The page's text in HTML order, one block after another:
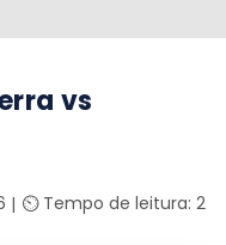
vs
⏲️ Tempo de leitura: 2